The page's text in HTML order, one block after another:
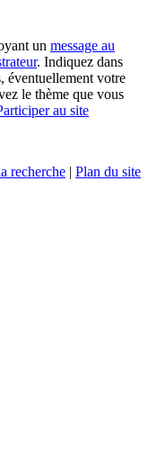
un message au
. Indiquez dans
éventuellement votre
le thème que vous
au site
recherche | Plan du site